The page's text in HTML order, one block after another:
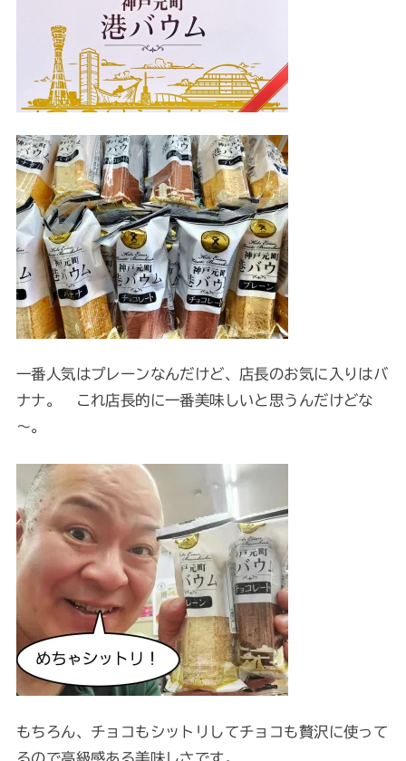
一番人気はプレーンなんだけど、店長のお気に入りはバ
ナナ。 これ店長的に一番美味しいと思うんだけどな
～。
もちろん、チョコもシットリしてチョコも贅沢に使って
るので高級感ある美味しさです。